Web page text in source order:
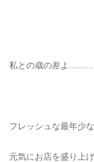
私との歳の差よ
フレッシュな最年少
元気にお店を盛り上